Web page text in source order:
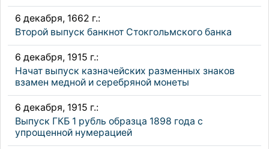
6 декабря, 1662 г.:
Второй выпуск банкнот Стокгольмского банка
6 декабря, 1915 г.:
Начат выпуск казначейских разменных знаков
взамен медной и серебряной монеты
6 декабря, 1915 г.:
Выпуск ГКБ 1 рубль образца 1898 года с
упрощенной нумерацией